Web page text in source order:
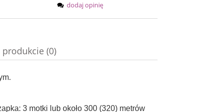
75,00 zł
dodaj opinię
(0)
3 motki lub około 300 (320) metrów